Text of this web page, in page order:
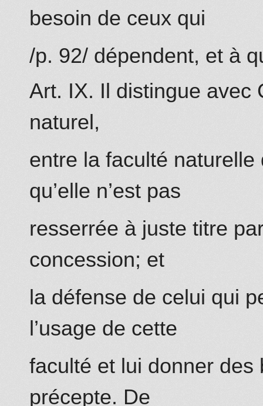
besoin de ceux qui
/p. 92/ dépendent, et à
Art. IX. Il distingue avec
naturel,
entre la faculté naturelle
qu’elle n’est pas
resserrée à juste titre
concession; et
la défense de celui qui
l’usage de cette
faculté et lui donner
précepte. De